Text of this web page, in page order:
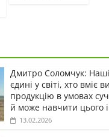
Дмитро Соломчук: Наші
єдині у світі, хто вміє
продукцію в умовах
й може навчити цього
13.02.2026